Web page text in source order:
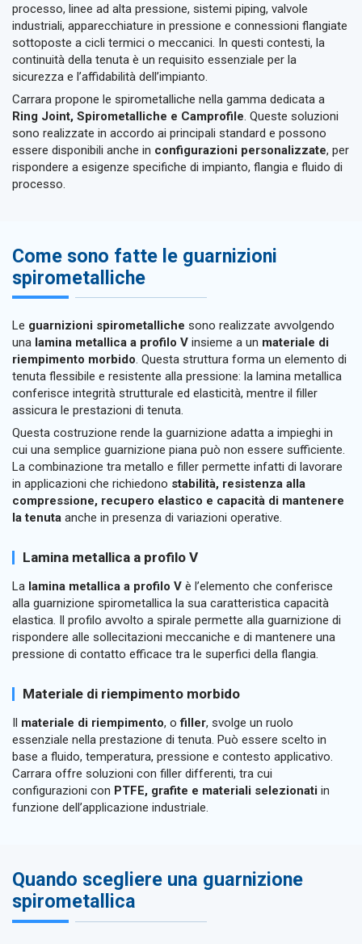
processo, linee ad alta pressione, sistemi piping, valvole
industriali, apparecchiature in pressione e connessioni flangiate
sottoposte a cicli termici o meccanici. In questi contesti, la
continuità della tenuta è un requisito essenziale per la
sicurezza e l’affidabilità dell’impianto.
Carrara propone le spirometalliche nella gamma dedicata a
Ring Joint, Spirometalliche e Camprofile. Queste soluzioni
sono realizzate in accordo ai principali standard e possono
essere disponibili anche in configurazioni personalizzate, per
rispondere a esigenze specifiche di impianto, flangia e fluido di
processo.
Come sono fatte le guarnizioni
spirometalliche
Le guarnizioni spirometalliche sono realizzate avvolgendo
una lamina metallica a profilo V insieme a un materiale di
riempimento morbido. Questa struttura forma un elemento di
tenuta flessibile e resistente alla pressione: la lamina metallica
conferisce integrità strutturale ed elasticità, mentre il filler
assicura le prestazioni di tenuta.
Questa costruzione rende la guarnizione adatta a impieghi in
cui una semplice guarnizione piana può non essere sufficiente.
La combinazione tra metallo e filler permette infatti di lavorare
in applicazioni che richiedono stabilità, resistenza alla
compressione, recupero elastico e capacità di mantenere
la tenuta anche in presenza di variazioni operative.
Lamina metallica a profilo V
La lamina metallica a profilo V è l’elemento che conferisce
alla guarnizione spirometallica la sua caratteristica capacità
elastica. Il profilo avvolto a spirale permette alla guarnizione di
rispondere alle sollecitazioni meccaniche e di mantenere una
pressione di contatto efficace tra le superfici della flangia.
Materiale di riempimento morbido
materiale di riempimento, ofiller, svolge un ruolo
essenziale nella prestazione di tenuta. Può essere scelto in
base a fluido, temperatura, pressione e contesto applicativo.
Carrara offre soluzioni con filler differenti, tra cui
configurazioni con PTFE, grafite e materiali selezionati in
funzione dell’applicazione industriale.
Quando scegliere una guarnizione
spirometallica